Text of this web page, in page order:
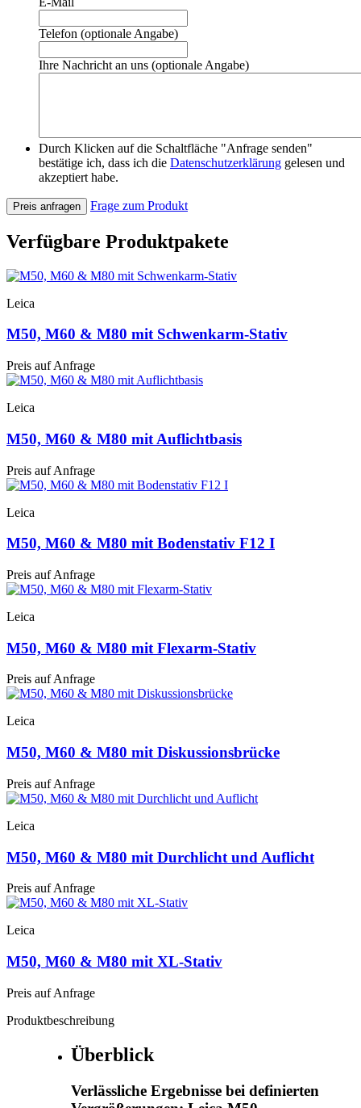
Telefon (optionale Angabe)
Ihre Nachricht an uns (optionale Angabe)
Durch Klicken auf die Schaltfläche "Anfrage senden"
bestätige ich, dass ich die Datenschutzerklärung gelesen und
akzeptiert habe.
Preis anfragen Frage zum Produkt
Verfügbare Produktpakete
Leica
M50, M60 & M80 mit Schwenkarm-Stativ
Preis auf Anfrage
Leica
M50, M60 & M80 mit Auflichtbasis
Preis auf Anfrage
Leica
M50, M60 & M80 mit Bodenstativ F12 I
Preis auf Anfrage
Leica
M50, M60 & M80 mit Flexarm-Stativ
Preis auf Anfrage
Leica
M50, M60 & M80 mit Diskussionsbrücke
Preis auf Anfrage
Leica
M50, M60 & M80 mit Durchlicht und Auflicht
Preis auf Anfrage
Leica
M50, M60 & M80 mit XL-Stativ
Preis auf Anfrage
Produktbeschreibung
Überblick
Verlässliche Ergebnisse bei definierten